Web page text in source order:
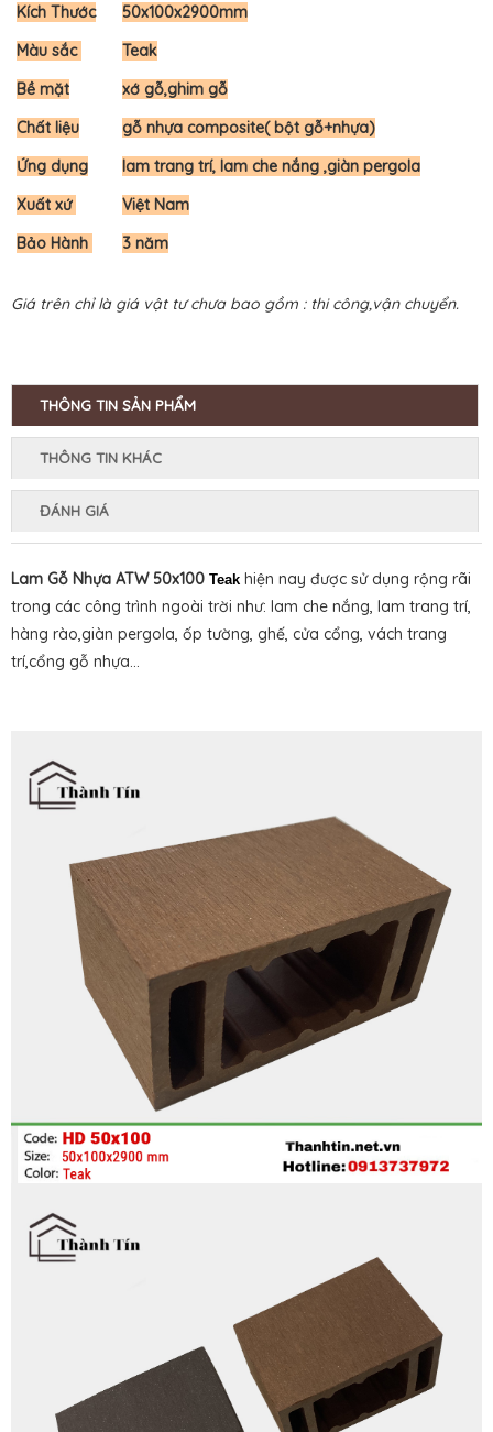
Kích Thước
50x100x2900mm
Màu sắc
Teak
Bề mặt
xớ gỗ,ghim gỗ
Chất liệu
gỗ nhựa composite( bột gỗ+nhựa)
Ứng dụng
lam trang trí, lam che nắng ,giàn pergola
Xuất xứ
Việt Nam
Bảo Hành
3 năm
Giá trên chỉ là giá vật tư chưa bao gồm : thi công,vận chuyển.
THÔNG TIN SẢN PHẨM
THÔNG TIN KHÁC
ĐÁNH GIÁ
Lam Gỗ Nhựa ATW 50x100 Teak hiện nay được sử dụng rộng rãi
trong các công trình ngoài trời như: lam che nắng, lam trang trí,
hàng rào,giàn pergola, ốp tường, ghế, cửa cổng, vách trang
trí,cổng gỗ nhựa...